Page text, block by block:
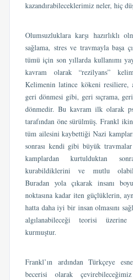
kazandırabileceklerimiz neler, hiç
Olumsuzluklara karşı hazırlıklı
sağlama, stres ve travmayla başa
tümü için son yıllarda kullanımı
kavram olarak “rezilyans”
Kelimenin latince kökeni resiliere,
geri dönmesi gibi, geri sıçrama,
dönmedir. Bu kavram ilk olarak
tarafından öne sürülmüş. Frankl
tüm ailesini kaybettiği Nazi
sonrası kendi gibi büyük travmalar
kamplardan kurtulduktan
kurabildiklerini ve mutlu
Buradan yola çıkarak insanı
noktasına kadar iten güçlüklerin,
hatta daha iyi bir insan olmasını
algılanabileceği teorisi
kurmuştur.
Frankl’ın ardından Türkçeye
becerisi olarak